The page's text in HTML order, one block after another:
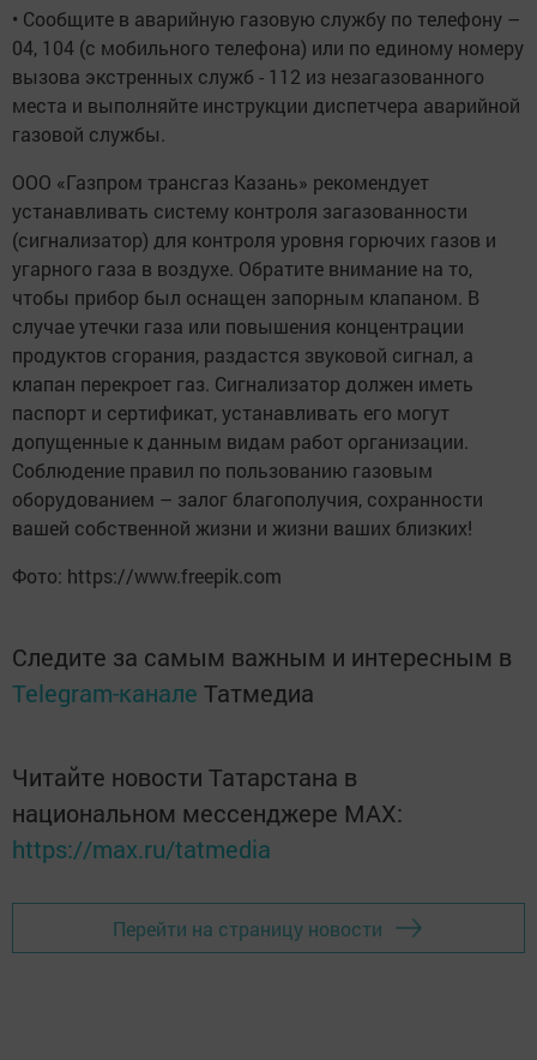
• Сообщите в аварийную газовую службу по телефону –
04, 104 (с мобильного телефона) или по единому номеру
вызова экстренных служб - 112 из незагазованного
места и выполняйте инструкции диспетчера аварийной
газовой службы.
ООО «Газпром трансгаз Казань» рекомендует
устанавливать систему контроля загазованности
(сигнализатор) для контроля уровня горючих газов и
угарного газа в воздухе. Обратите внимание на то,
чтобы прибор был оснащен запорным клапаном. В
случае утечки газа или повышения концентрации
продуктов сгорания, раздастся звуковой сигнал, а
клапан перекроет газ. Сигнализатор должен иметь
паспорт и сертификат, устанавливать его могут
допущенные к данным видам работ организации.
Соблюдение правил по пользованию газовым
оборудованием – залог благополучия, сохранности
вашей собственной жизни и жизни ваших близких!
Фото: https://www.freepik.com
Следите за самым важным и интересным в
Telegram-канале Татмедиа
Читайте новости Татарстана в
национальном мессенджере MАХ:
https://max.ru/tatmedia
Перейти на страницу новости